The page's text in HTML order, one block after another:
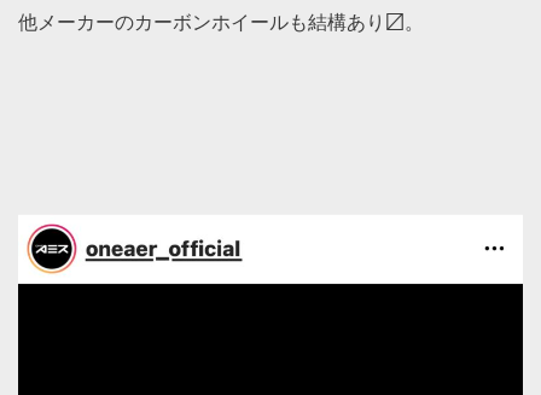
他メーカーのカーボンホイールも結構あり〼。